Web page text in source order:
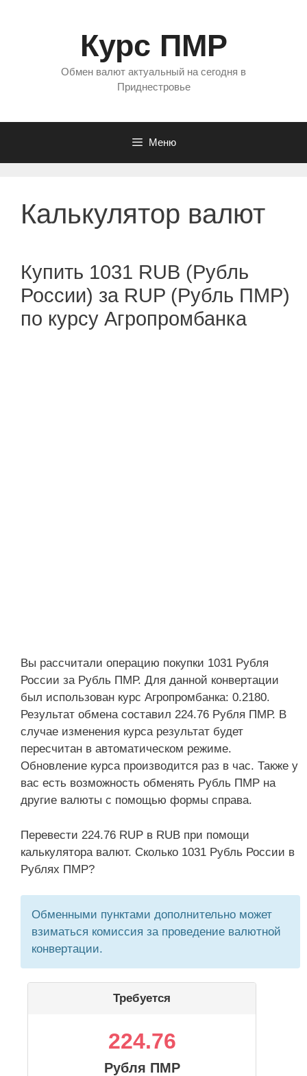
Курс ПМР
Обмен валют актуальный на сегодня в
Приднестровье
Меню
Калькулятор валют
Купить 1031 RUB (Рубль
России) за RUP (Рубль ПМР)
по курсу Агропромбанка
Вы рассчитали операцию покупки 1031 Рубля
России за Рубль ПМР. Для данной конвертации
был использован курс Агропромбанка: 0.2180.
Результат обмена составил 224.76 Рубля ПМР. В
случае изменения курса результат будет
пересчитан в автоматическом режиме.
Обновление курса производится раз в час. Также у
вас есть возможность обменять Рубль ПМР на
другие валюты с помощью формы справа.
Перевести 224.76 RUP в RUB при помощи
калькулятора валют. Сколько 1031 Рубль России в
Рублях ПМР?
Обменными пунктами дополнительно может
взиматься комиссия за проведение валютной
конвертации.
Требуется
224.76
Рубля ПМР